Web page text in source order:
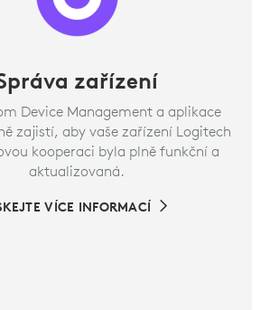
zařízení
Device Management a aplikace
zajistí, aby vaše zařízení Logitech
kooperaci byla plně funkční a
aktualizovaná.
VÍCE INFORMACÍ